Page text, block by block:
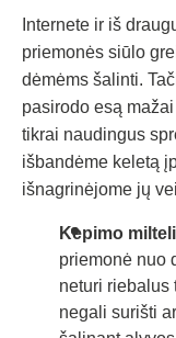
Internete ir iš
priemonės siūlo
dėmėms šalinti.
pasirodo esą
tikrai naudingus
išbandėme keletą
išnagrinėjome jų
Kepimo
priemonė nuo
neturi riebalus
negali surišti